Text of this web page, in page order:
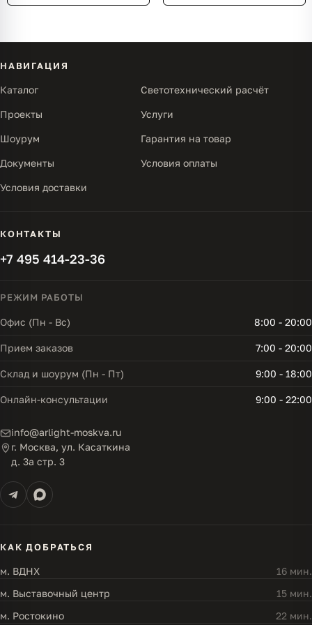
НАВИГАЦИЯ
Каталог Светотехнический расчёт
Проекты Услуги
Шоурум Гарантия на товар
Документы Условия оплаты
Условия доставки
КОНТАКТЫ
+7 495 414-23-36
РЕЖИМ РАБОТЫ
Офис (Пн - Вс) 8:00 - 20:00
Прием заказов 7:00 - 20:00
Склад и шоурум (Пн - Пт) 9:00 - 18:00
Онлайн-консультации 9:00 - 22:00
info@arlight-moskva.ru
г. Москва, ул. Касаткина
д. 3а стр. 3
КАК ДОБРАТЬСЯ
м. ВДНХ
16 мин.
м. Выставочный центр
15 мин.
м. Ростокино
22 мин.